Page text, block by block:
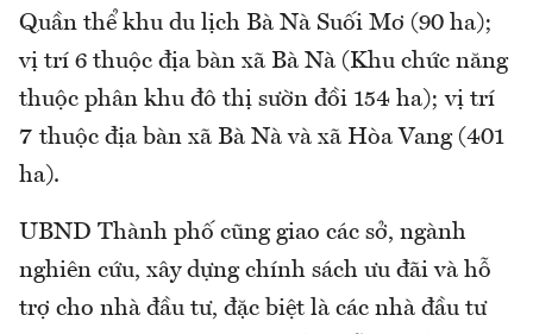
Quần thể khu du lịch Bà Nà Suối Mơ (90 ha);
vị trí 6 thuộc địa bàn xã Bà Nà (Khu chức năng
thuộc phân khu đô thị sườn đồi 154 ha); vị trí
7 thuộc địa bàn xã Bà Nà và xã Hòa Vang (401
ha).
UBND Thành phố cũng giao các sở, ngành
nghiên cứu, xây dựng chính sách ưu đãi và hỗ
trợ cho nhà đầu tư, đặc biệt là các nhà đầu tư